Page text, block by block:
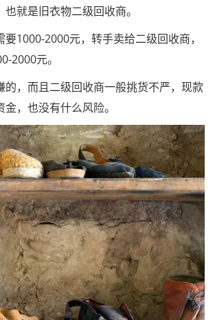
就是旧衣物二级回收商。
1000-2000元，转手卖给二级回收商，
2000元。
，而且二级回收商一般挑货不严，现款
，也没有什么风险。